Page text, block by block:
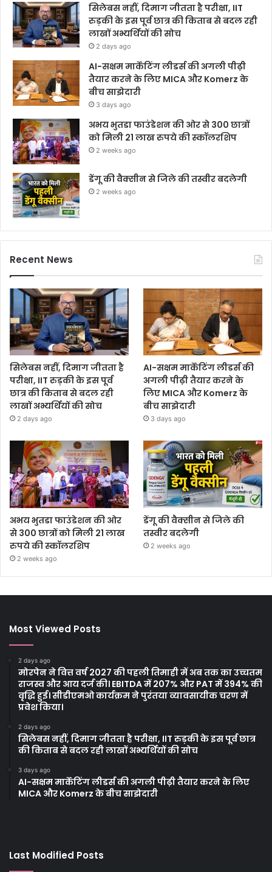
सिलेबस नहीं, दिमाग जीतता है परीक्षा, IIT
रुड़की के इस पूर्व छात्र की किताब से बदल रही
लाखों अभ्यर्थियों की सोच
2 days ago
AI-सक्षम मार्केटिंग लीडर्स की अगली पीढ़ी
तैयार करने के लिए MICA और Komerz के
बीच साझेदारी
3 days ago
अभय भुतडा फाउंडेशन की ओर से 300 छात्रों
को मिली 21 लाख रुपये की स्कॉलरशिप
2 weeks ago
डेंगू की वैक्सीन से जिले की तस्वीर बदलेगी
2 weeks ago
Recent News
सिलेबस नहीं, दिमाग जीतता है
परीक्षा, IIT रुड़की के इस पूर्व
छात्र की किताब से बदल रही
लाखों अभ्यर्थियों की सोच
2 days ago
AI-सक्षम मार्केटिंग लीडर्स की
अगली पीढ़ी तैयार करने के
लिए MICA और Komerz के
बीच साझेदारी
3 days ago
अभय भुतडा फाउंडेशन की ओर
से 300 छात्रों को मिली 21 लाख
रुपये की स्कॉलरशिप
2 weeks ago
डेंगू की वैक्सीन से जिले की
तस्वीर बदलेगी
2 weeks ago
Most Viewed Posts
2 days ago
मोरपेन ने वित्त वर्ष 2027 की पहली तिमाही में अब तक का उच्चतम
राजस्व और आय दर्ज की। EBITDA में 207% और PAT में 394% की
वृद्धि हुई। सीडीएमओ कार्यक्रम ने पुरंतया व्यावसायीक चरण में
प्रवेश किया।
2 days ago
सिलेबस नहीं, दिमाग जीतता है परीक्षा, IIT रुड़की के इस पूर्व छात्र
की किताब से बदल रही लाखों अभ्यर्थियों की सोच
3 days ago
AI-सक्षम मार्केटिंग लीडर्स की अगली पीढ़ी तैयार करने के लिए
MICA और Komerz के बीच साझेदारी
Last Modified Posts